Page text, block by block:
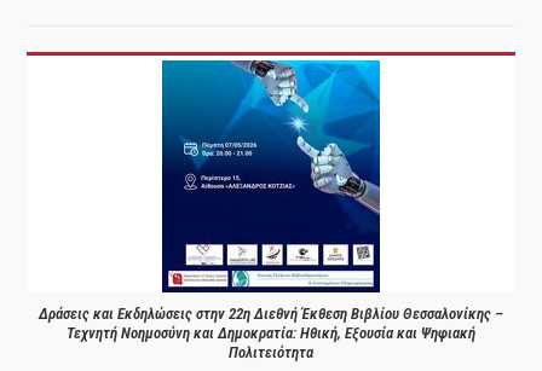
Δράσεις και Εκδηλώσεις στην 22η Διεθνή Έκθεση Βιβλίου Θεσσαλονίκης –
Τεχνητή Νοημοσύνη και Δημοκρατία: Ηθική, Εξουσία και Ψηφιακή
Πολιτειότητα